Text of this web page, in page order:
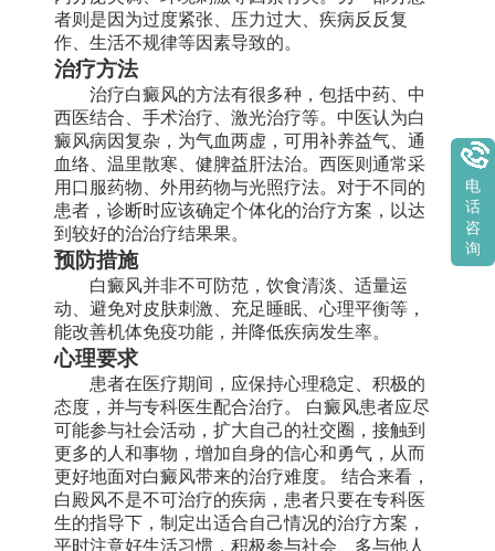
者则是因为过度紧张、压力过大、疾病反反复
作、生活不规律等因素导致的。
治疗方法
治疗白癜风的方法有很多种，包括中药、中
西医结合、手术治疗、激光治疗等。中医认为白
癜风病因复杂，为气血两虚，可用补养益气、通
血络、温里散寒、健脾益肝法治。西医则通常采
用口服药物、外用药物与光照疗法。对于不同的
患者，诊断时应该确定个体化的治疗方案，以达
到较好的治治疗结果果。
预防措施
白癜风并非不可防范，饮食清淡、适量运
动、避免对皮肤刺激、充足睡眠、心理平衡等，
能改善机体免疫功能，并降低疾病发生率。
心理要求
患者在医疗期间，应保持心理稳定、积极的
态度，并与专科医生配合治疗。 白癜风患者应尽
可能参与社会活动，扩大自己的社交圈，接触到
更多的人和事物，增加自身的信心和勇气，从而
更好地面对白癜风带来的治疗难度。 结合来看，
白殿风不是不可治疗的疾病，患者只要在专科医
生的指导下，制定出适合自己情况的治疗方案，
平时注意好生活习惯，积极参与社会、多与他人
电
话
咨
询